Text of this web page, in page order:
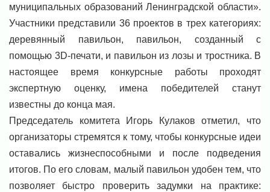
муниципальных образований Ленинградской области».
Участники представили 36 проектов в трех категориях:
деревянный павильон, павильон, созданный с
помощью 3D-печати, и павильон из лозы и тростника. В
настоящее время конкурсные работы проходят
экспертную оценку, имена победителей станут
известны до конца мая.
Председатель комитета Игорь Кулаков отметил, что
организаторы стремятся к тому, чтобы конкурсные идеи
оставались жизнеспособными и после подведения
итогов. По его словам, малый павильон удобен тем, что
позволяет быстро проверить задумки на практике: